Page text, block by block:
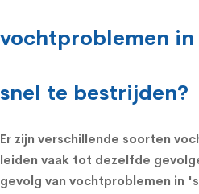
vochtproblemen in
snel te bestrijden?
Er zijn verschillende soorten
leiden vaak tot dezelfde
gevolg van vochtproblemen in